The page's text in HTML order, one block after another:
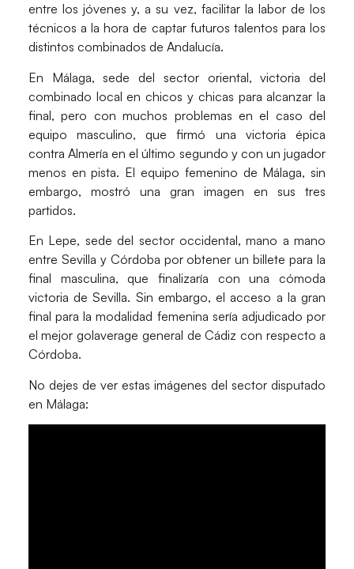
entre los jóvenes y, a su vez, facilitar la labor de los
técnicos a la hora de captar futuros talentos para los
distintos combinados de Andalucía.
En Málaga, sede del sector oriental, victoria del
combinado local en chicos y chicas para alcanzar la
final, pero con muchos problemas en el caso del
equipo masculino, que firmó una victoria épica
contra Almería en el último segundo y con un jugador
menos en pista. El equipo femenino de Málaga, sin
embargo, mostró una gran imagen en sus tres
partidos.
En Lepe, sede del sector occidental, mano a mano
entre Sevilla y Córdoba por obtener un billete para la
final masculina, que finalizaría con una cómoda
victoria de Sevilla. Sin embargo, el acceso a la gran
final para la modalidad femenina sería adjudicado por
el mejor golaverage general de Cádiz con respecto a
Córdoba.
No dejes de ver estas imágenes del sector disputado
en Málaga: